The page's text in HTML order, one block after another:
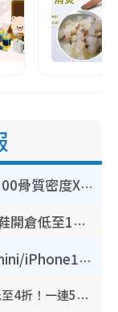
港大推賽馬會強化骨骼計劃！$100骨質密度X光檢查 完成免費運動訓練送超市禮券！附參加資格
開倉優惠 | 尖沙咀海港城名牌波鞋開倉低至1折！On鞋$899起／Joy&Peace鞋履$98起
豐澤優惠勁減低至44折！Mac mini/iPhone17Pro大減價！廚房家電$220起
開倉優惠｜尖沙咀名牌行李箱開倉低至4折！一連5日 American Tourister/ace./Hallmark $200起！